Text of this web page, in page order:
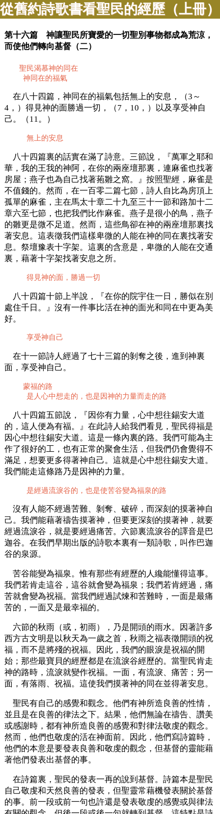
從舊約詩歌書看聖民的經歷（上冊）
第十六篇 神讓聖民所寶愛的一切聖別事物都成為荒涼，
而使他們轉向基督（二）
聖民渴慕神的同在
神同在的福氣
在八十四篇，神同在的福氣包括無上的安息，（3～
4，）得見神的面勝過一切，（7，10，）以及享受神自
己。（11。）
無上的安息
八十四篇裏的話實在滿了詩意。三節說，『萬軍之耶和
華，我的王我的神阿，在你的兩座壇那裏，連麻雀也找著
房屋；燕子也為自己找著菢雛之窩。』按照聖經，麻雀是
不值錢的。然而，在一百零二篇七節，詩人自比為房頂上
孤單的麻雀，主在馬太十章二十九至三十一節和路加十二
章六至七節，也把我們比作麻雀。燕子是很小的鳥，燕子
的雛更是微不足道。然而，這些鳥卻在神的兩座壇那裏找
著安息。這表徵我們這樣卑微的人能在神的同在裏找著安
息。祭壇豫表十字架。這裏的含意是，卑微的人能在交通
裏，藉著十字架找著安息之所。
得見神的面，勝過一切
八十四篇十節上半說，『在你的院宇住一日，勝似在別
處住千日。』沒有一件事比活在神的面光和同在中更為美
好。
享受神自己
在十一節詩人經過了七十三篇的剝奪之後，進到神裏
面，享受神自己。
蒙福的路
是人心中想走的，也是因神的力量而走的路
八十四篇五節說，『因你有力量，心中想往錫安大道
的，這人便為有福。』在此詩人給我們看見，聖民得福是
因心中想往錫安大道。這是一條內裏的路。我們可能為主
作了很好的工，也有正常的聚會生活，但我們仍會覺得不
滿足，想要更多得著神自己。這就是心中想往錫安大道。
我們能走這條路乃是因神的力量。
是經過流淚谷的，也是使苦谷變為福泉的路
沒有人能不經過苦難、剝奪、破碎，而深刻的摸著神自
己。我們能藉著禱告摸著神，但要更深刻的摸著神，就要
經過流淚谷，就是要經過痛苦。六節裏流淚谷的譯音是巴
迦谷。在我們早期出版的詩歌本裏有一類詩歌，叫作巴迦
谷的泉源。
苦谷能變為福泉。惟有那些有經歷的人纔能懂得這事。
我們若肯走這谷，這谷就會變為福泉；我們若肯經過，痛
苦就會變為祝福。當我們經過試煉和苦難時，一面是最痛
苦的，一面又是最幸福的。
六節的秋雨（或，初雨），乃是開頭的雨水。因著許多
西方古文明是以秋天為一歲之首，秋雨之福表徵開頭的祝
福，而不是將殘的祝福。因此，我們的眼淚是祝福的開
始；那些最寶貝的經歷都是在流淚谷經歷的。當聖民肯走
神的路時，流淚就變作祝福。一面，有流淚、痛苦；另一
面，有落雨、祝福。這使我們摸著神的同在並得著安息。
聖民有自己的感覺和觀念。他們有神所造良善的性情，
並且是在良善的律法之下。結果，他們無論在禱告、讚美
或感謝時，都有神所造良善的感覺和對律法敬虔的觀念。
然而，他們也敬虔的活在神面前。因此，他們寫詩篇時，
他們的本意是要發表良善和敬虔的觀念，但基督的靈能藉
著他們發表出基督的事。
在詩篇裏，聖民的發表一再的說到基督。詩篇本是聖民
自己敬虔和天然良善的發表，但聖靈常藉機發表關於基督
的事。前一段或前一句也許還是發表敬虔的感覺或與律法